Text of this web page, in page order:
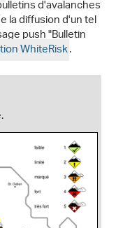
d'avalanches
la diffusion d'un tel
push "Bulletin
WhiteRisk.